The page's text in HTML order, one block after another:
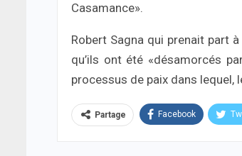
Casamance».
Robert Sagna qui prenait part
qu’ils ont été «désamorcés
processus de paix dans lequel,
Partage Facebook